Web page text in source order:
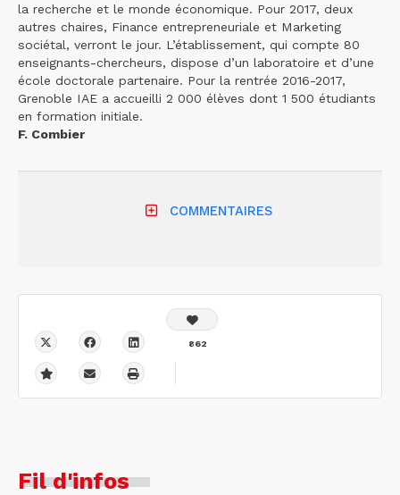
la recherche et le monde économique. Pour 2017, deux
autres chaires, Finance entrepreneuriale et Marketing
sociétal, verront le jour. L’établissement, qui compte 80
enseignants-chercheurs, dispose d’un laboratoire et d’une
école doctorale partenaire. Pour la rentrée 2016-2017,
Grenoble IAE a accueilli 2 000 élèves dont 1 500 étudiants
en formation initiale.
F. Combier
COMMENTAIRES
862
Fil d'infos